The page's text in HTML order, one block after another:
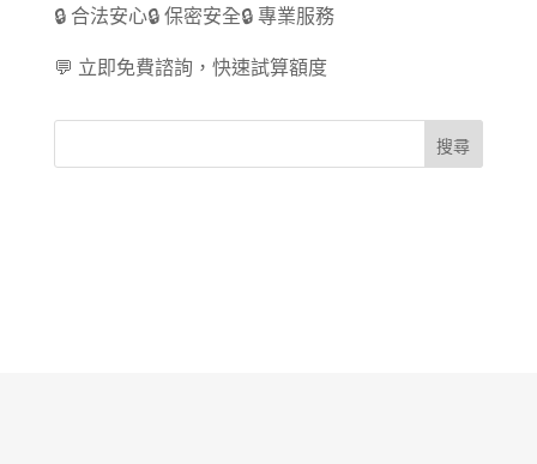
🔒 合法安心🔒 保密安全🔒 專業服務
💬 立即免費諮詢，快速試算額度